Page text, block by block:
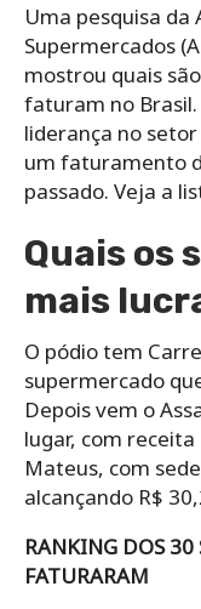
Uma pesquisa da
Supermercados
mostrou quais
faturam no
liderança no
um faturamento
passado. Veja a
Quais os
mais
O pódio tem
supermercado
Depois vem o
lugar, com receita
Mateus, com
alcançando R$
RANKING DOS 30
FATURARAM